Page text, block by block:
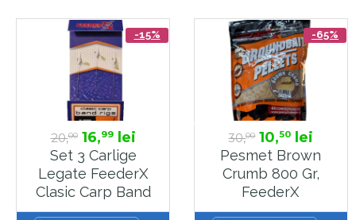
-15%
20,00 16,99lei
Set 3 Carlige
Legate FeederX
Clasic Carp Band
Rig Marime 14
-65%
30,00 10,50 lei
Pesmet Brown
Crumb 800 Gr,
FeederX